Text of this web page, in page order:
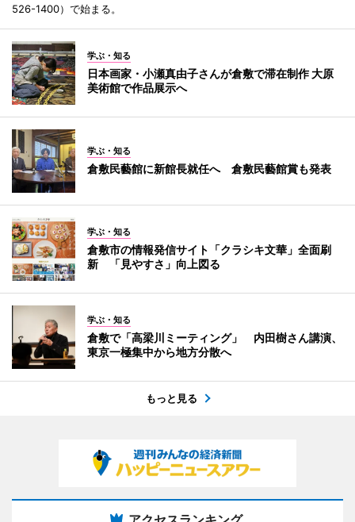
526-1400）で始まる。
学ぶ・知る
日本画家・小瀬真由子さんが倉敷で滞在制作 大原
美術館で作品展示へ
学ぶ・知る
倉敷民藝館に新館長就任へ 倉敷民藝館賞も発表
学ぶ・知る
倉敷市の情報発信サイト「クラシキ文華」全面刷
新 「見やすさ」向上図る
学ぶ・知る
倉敷で「高梁川ミーティング」 内田樹さん講演、
東京一極集中から地方分散へ
もっと見る